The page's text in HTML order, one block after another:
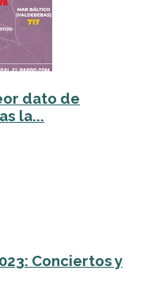
dato de
la...
Conciertos y